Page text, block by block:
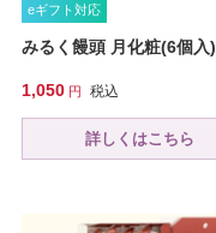
eギフト対応
みるく饅頭 月化粧(6個入)
1,050 税込
詳しくはこちら